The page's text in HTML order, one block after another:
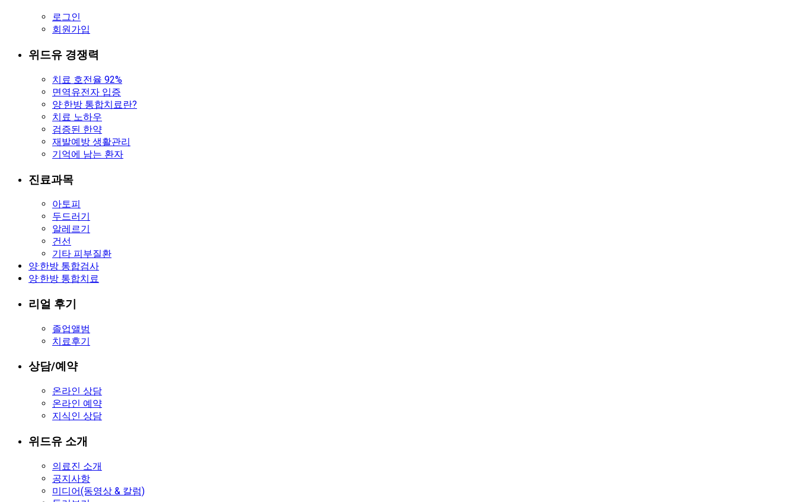
로그인
회원가입
위드유 경쟁력
치료 호전율 92%
면역유전자 입증
양·한방 통합치료란?
치료 노하우
검증된 한약
재발예방 생활관리
기억에 남는 환자
진료과목
아토피
두드러기
알레르기
건선
기타 피부질환
양·한방 통합검사
양·한방 통합치료
리얼 후기
졸업앨범
치료후기
상담/예약
온라인 상담
온라인 예약
지식인 상담
위드유 소개
의료진 소개
공지사항
미디어(동영상 & 칼럼)